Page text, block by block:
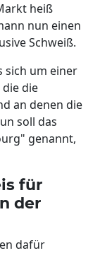
heiß
nun einen
Schweiß.
sich um einer
die
an denen die
soll das
genannt,
für
der
dafür